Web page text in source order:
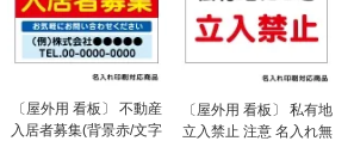
〔屋外用 看板〕 不動産
入居者募集(背景赤/文字
〔屋外用 看板〕 私有地
立入禁止 注意 名入れ無